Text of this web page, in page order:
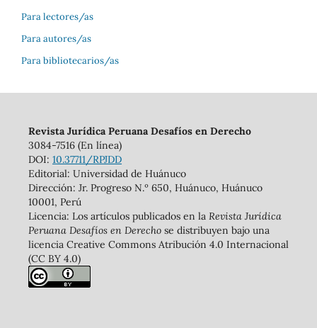
Para lectores/as
Para autores/as
Para bibliotecarios/as
Revista Jurídica Peruana Desafíos en Derecho
3084-7516 (En línea)
DOI: 10.37711/RPJDD
Editorial: Universidad de Huánuco
Dirección: Jr. Progreso N.º 650, Huánuco, Huánuco
10001, Perú
Licencia: Los artículos publicados en la Revista Jurídica
Peruana Desafíos en Derechose distribuyen bajo una
licencia Creative Commons Atribución 4.0 Internacional
(CC BY 4.0)